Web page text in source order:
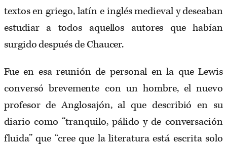
textos en griego, latín e inglés medieval y deseaban
estudiar a todos aquellos autores que habían
surgido después de Chaucer.
Fue en esa reunión de personal en la que Lewis
conversó brevemente con un hombre, el nuevo
profesor de Anglosajón, al que describió en su
diario como “tranquilo, pálido y de conversación
fluida” que “cree que la literatura está escrita solo